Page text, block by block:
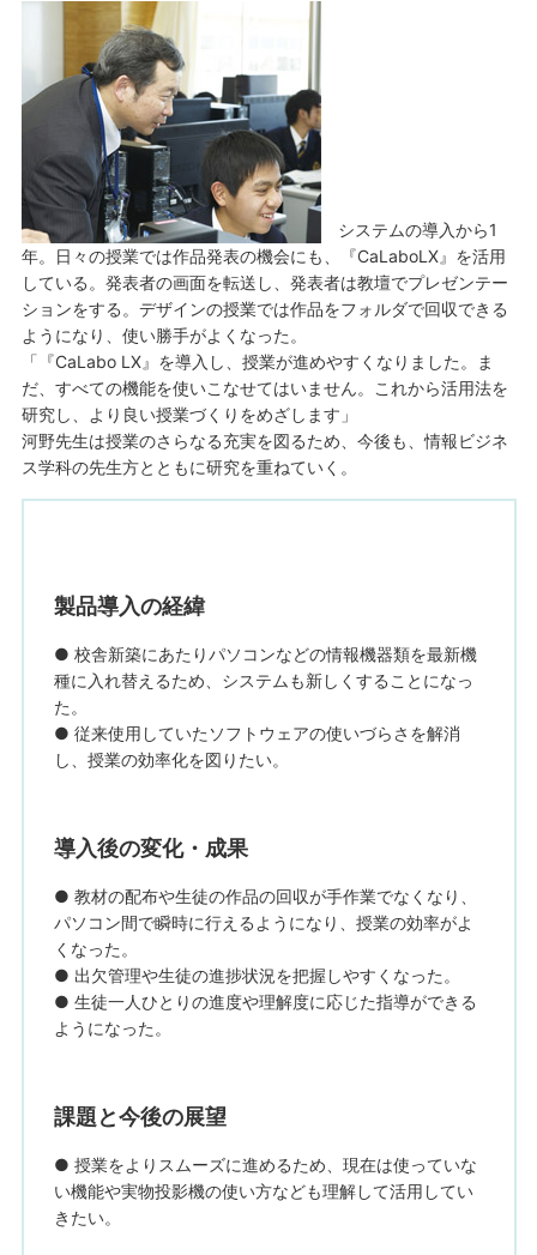
システムの導入から1
年。日々の授業では作品発表の機会にも、『CaLaboLX』を活用
している。発表者の画面を転送し、発表者は教壇でプレゼンテー
ションをする。デザインの授業では作品をフォルダで回収できる
ようになり、使い勝手がよくなった。
「『CaLabo LX』を導入し、授業が進めやすくなりました。ま
だ、すべての機能を使いこなせてはいません。これから活用法を
研究し、より良い授業づくりをめざします」
河野先生は授業のさらなる充実を図るため、今後も、情報ビジネ
ス学科の先生方とともに研究を重ねていく。
製品導入の経緯
● 校舎新築にあたりパソコンなどの情報機器類を最新機
種に入れ替えるため、システムも新しくすることになっ
た。
● 従来使用していたソフトウェアの使いづらさを解消
し、授業の効率化を図りたい。
導入後の変化・成果
● 教材の配布や生徒の作品の回収が手作業でなくなり、
パソコン間で瞬時に行えるようになり、授業の効率がよ
くなった。
● 出欠管理や生徒の進捗状況を把握しやすくなった。
● 生徒一人ひとりの進度や理解度に応じた指導ができる
ようになった。
課題と今後の展望
● 授業をよりスムーズに進めるため、現在は使っていな
い機能や実物投影機の使い方なども理解して活用してい
きたい。